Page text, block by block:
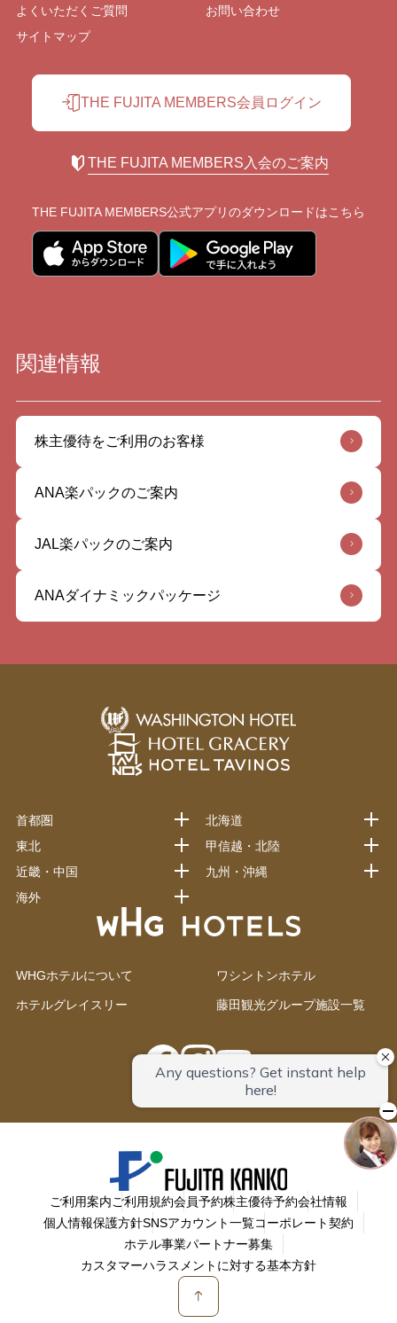
よくいただくご質問
お問い合わせ
サイトマップ
THE FUJITA MEMBERS会員ログイン
THE FUJITA MEMBERS入会のご案内
THE FUJITA MEMBERS公式アプリのダウンロードはこちら
関連情報
株主優待をご利用のお客様
ANA楽パックのご案内
JAL楽パックのご案内
ANAダイナミックパッケージ
WHGホテルについて ワシントンホテル
ホテルグレイスリー 藤田観光グループ施設一覧
首都圏
北海道
東北
甲信越・北陸
近畿・中国
九州・沖縄
海外
ご利用案内ご利用規約会員予約株主優待予約会社情報
個人情報保護方針SNSアカウント一覧コーポレート契約
ホテル事業パートナー募集
カスタマーハラスメントに対する基本方針